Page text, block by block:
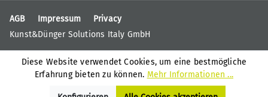
AGB Impressum
Privacy
Kunst&Dünger Solutions Italy GmbH
Diese Website verwendet Cookies, um eine bestmögliche
Erfahrung bieten zu können. Mehr Informationen ...